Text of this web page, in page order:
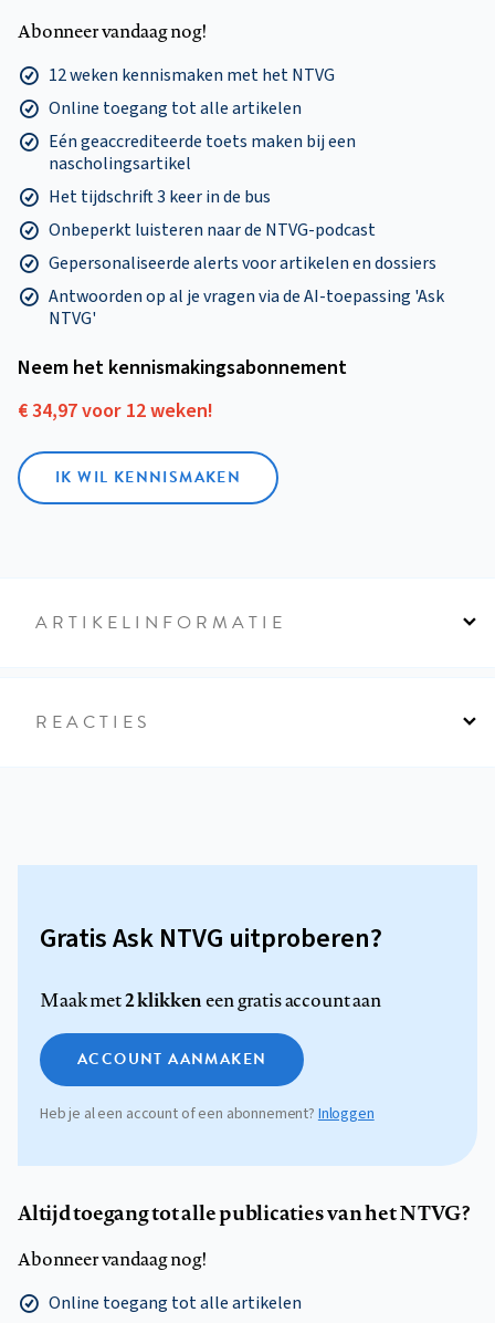
Abonneer vandaag nog!
12 weken kennismaken met het NTVG
Online toegang tot alle artikelen
Eén geaccrediteerde toets maken bij een
nascholingsartikel
Het tijdschrift 3 keer in de bus
Onbeperkt luisteren naar de NTVG-podcast
Gepersonaliseerde alerts voor artikelen en dossiers
Antwoorden op al je vragen via de AI-toepassing 'Ask
NTVG'
Neem het kennismakings­abonnement
€ 34,97 voor 12 weken!
IK WIL KENNISMAKEN
ARTIKELINFORMATIE
REACTIES
Gratis Ask NTVG uitproberen?
Maak met2 klikkeneen gratis account aan
ACCOUNT AANMAKEN
Heb je al een account of een abonnement?Inloggen
Altijd toegang tot alle publicaties van het NTVG?
Abonneer vandaag nog!
Online toegang tot alle artikelen